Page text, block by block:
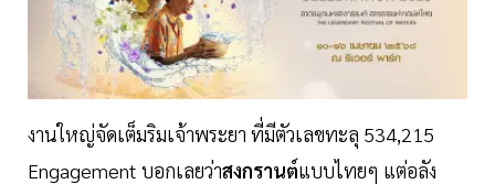
งานใหญ่จัดเต็มริมเจ้าพระยา ที่มีตัวเลขทะลุ 534,215
Engagement บอกเลยว่าสงกรานต์แบบไทยๆ แต่อลัง